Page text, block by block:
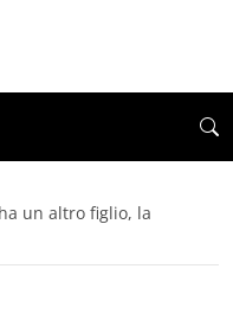
un altro figlio, la